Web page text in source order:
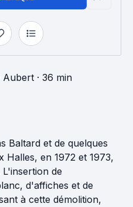
Aubert · 36 min
Baltard et de quelques
Halles, en 1972 et 1973,
de
d'affiches et de
à cette démolition,